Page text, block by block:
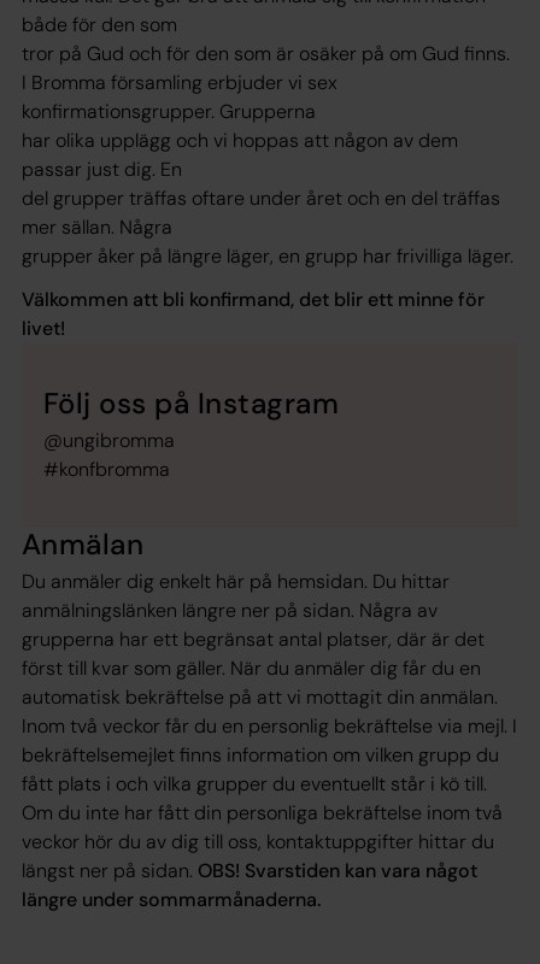
både för den som
tror på Gud och för den som är osäker på om Gud finns.
I Bromma församling erbjuder vi sex
konfirmationsgrupper. Grupperna
har olika upplägg och vi hoppas att någon av dem
passar just dig. En
del grupper träffas oftare under året och en del träffas
mer sällan. Några
grupper åker på längre läger, en grupp har frivilliga läger.
Välkommen att bli konfirmand, det blir ett minne för
livet!
Följ oss på Instagram
@ungibromma
#konfbromma
Anmälan
Du anmäler dig enkelt här på hemsidan. Du hittar
anmälningslänken längre ner på sidan. Några av
grupperna har ett begränsat antal platser, där är det
först till kvar som gäller. När du anmäler dig får du en
automatisk bekräftelse på att vi mottagit din anmälan.
Inom två veckor får du en personlig bekräftelse via mejl. I
bekräftelsemejlet finns information om vilken grupp du
fått plats i och vilka grupper du eventuellt står i kö till.
Om du inte har fått din personliga bekräftelse inom två
veckor hör du av dig till oss, kontaktuppgifter hittar du
längst ner på sidan. OBS! Svarstiden kan vara något
längre under sommarmånaderna.